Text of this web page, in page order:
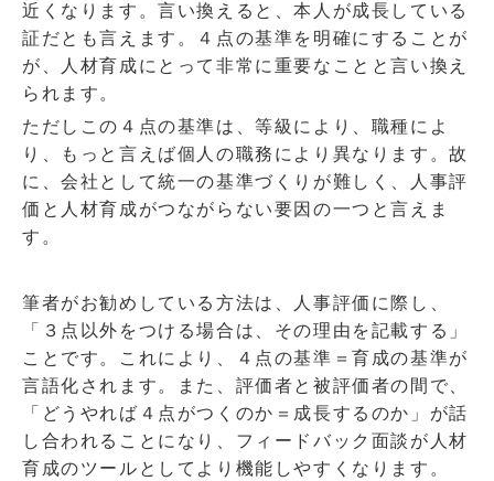
近くなります。言い換えると、本人が成長している
証だとも言えます。４点の基準を明確にすることが
が、人材育成にとって非常に重要なことと言い換え
られます。
ただしこの４点の基準は、等級により、職種によ
り、もっと言えば個人の職務により異なります。故
に、会社として統一の基準づくりが難しく、人事評
価と人材育成がつながらない要因の一つと言えま
す。
筆者がお勧めしている方法は、人事評価に際し、
「３点以外をつける場合は、その理由を記載する」
ことです。これにより、４点の基準＝育成の基準が
言語化されます。また、評価者と被評価者の間で、
「どうやれば４点がつくのか＝成長するのか」が話
し合われることになり、フィードバック面談が人材
育成のツールとしてより機能しやすくなります。